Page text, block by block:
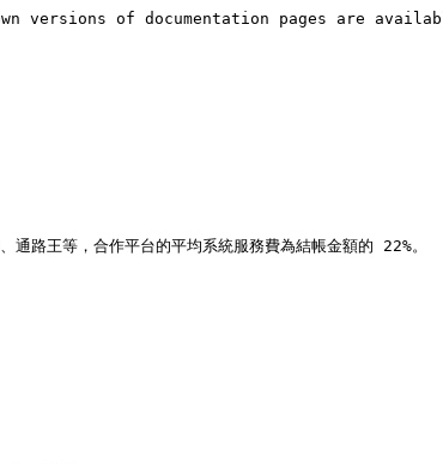
of documentation pages are
路王等，合作平台的平均系統服務費為結帳金額的 22%。